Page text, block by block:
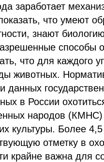
заработает
что умеют
знают
способы
что для каждого
животных.
данных
в России
народов (КМНС)
культуры. Более
отметку в
крайне важна для